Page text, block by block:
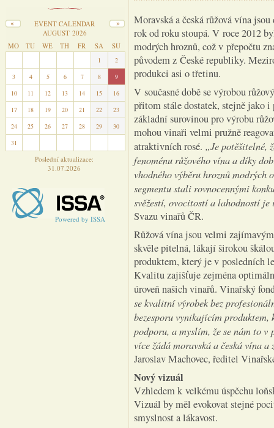
EVENT CALENDAR
AUGUST 2026
MO
TU WE TH FR SA SU
1
2
3
4 5 6 7 8
9
10
11 12 13 14 15
16
17
18 19 20 21 22
23
24
25 26 27 28 29
30
31
Poslední aktualizace:
31.07.2026
Powered by ISSA
Moravská a česká růžová vína
rok od roku stoupá. V roce 2012
modrých hroznů, což v přepočtu
původem z České republiky.
produkci asi o třetinu.
V současné době se výrobou
přitom stále dostatek, stejně jako
základní surovinou pro výrobu
mohou vinaři velmi pružně
atraktivních rosé. „Je potěšitelné,
fenoménu růžového vína a díky
vhodného výběru hroznů modrých
segmentu stali rovnocennými
svěžestí, ovocitostí a lahodností
Svazu vinařů ČR.
Růžová vína jsou velmi
skvěle pitelná, lákají širokou
produktem, který je v posledních
Kvalitu zajišťuje zejména
úroveň našich vinařů. Vinařský
se kvalitní výrobek bez
bezesporu vynikajícím produktem,
podporu, a myslím, že se nám to
více žádá moravská a česká vína
Jaroslav Machovec, ředitel
Nový vizuál
Vzhledem k velkému úspěchu
Vizuál by měl evokovat stejné
smyslnost a lákavost.